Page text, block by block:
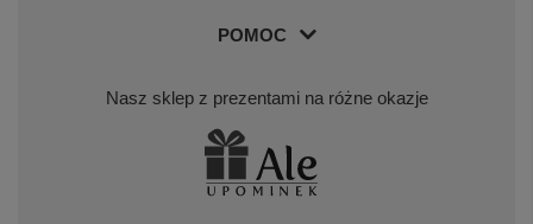
POMOC
Nasz sklep z prezentami na różne okazje